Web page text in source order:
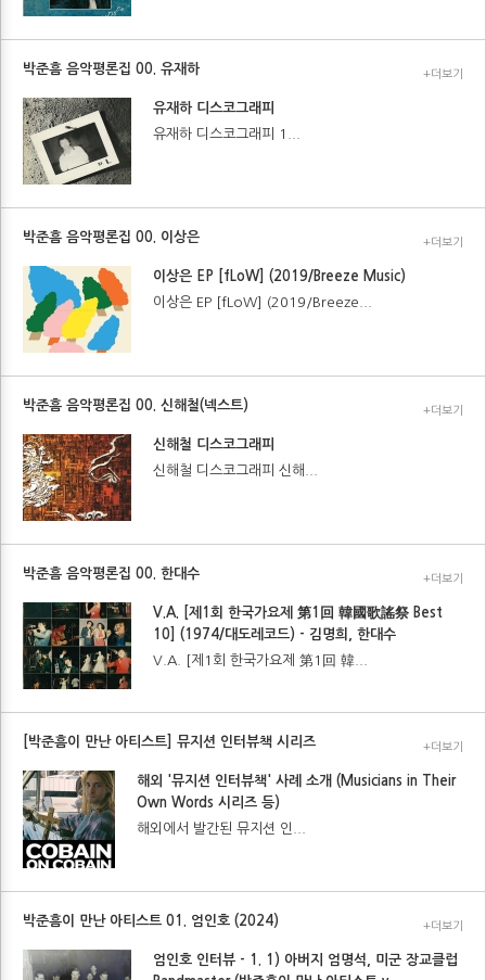
박준흠 음악평론집 00. 유재하 +더보기
유재하 디스코그래피
유재하 디스코그래피 1...
박준흠 음악평론집 00. 이상은 +더보기
이상은 EP [fLoW] (2019/Breeze Music)
이상은 EP [fLoW] (2019/Breeze...
박준흠 음악평론집 00. 신해철(넥스트) +더보기
신해철 디스코그래피
신해철 디스코그래피 신해...
박준흠 음악평론집 00. 한대수 +더보기
V.A. [제1회 한국가요제 第1回 韓國歌謠祭 Best
10] (1974/대도레코드) - 김명희, 한대수
V.A. [제1회 한국가요제 第1回 韓...
[박준흠이 만난 아티스트] 뮤지션 인터뷰책 시리즈 +더보기
해외 '뮤지션 인터뷰책' 사례 소개 (Musicians in Their
Own Words 시리즈 등)
해외에서 발간된 뮤지션 인...
박준흠이 만난 아티스트 01. 엄인호 (2024) +더보기
엄인호 인터뷰 - 1. 1) 아버지 엄명석, 미군 장교클럽